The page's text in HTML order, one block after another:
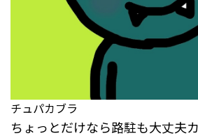
チュパカブラ
ちょっとだけなら路駐も大丈夫